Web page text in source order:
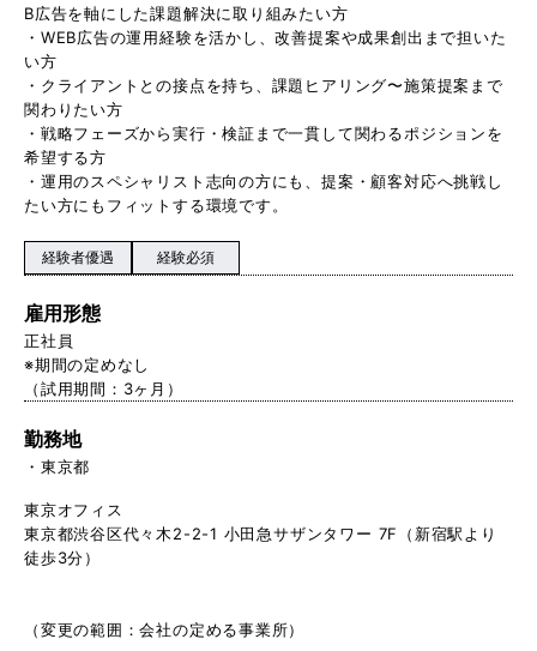
B広告を軸にした課題解決に取り組みたい方
・WEB広告の運用経験を活かし、改善提案や成果創出まで担いた
い方
・クライアントとの接点を持ち、課題ヒアリング〜施策提案まで
関わりたい方
・戦略フェーズから実行・検証まで一貫して関わるポジションを
希望する方
・運用のスペシャリスト志向の方にも、提案・顧客対応へ挑戦し
たい方にもフィットする環境です。
経験者優遇 経験必須
雇用形態
正社員
※期間の定めなし
（試用期間：3ヶ月）
勤務地
東京都
東京オフィス
東京都渋谷区代々木2-2-1 小田急サザンタワー 7F（新宿駅より
徒歩3分）
（変更の範囲：会社の定める事業所）